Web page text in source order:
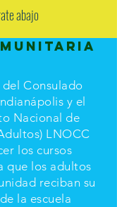
abajo
Consulado
y el
Nacional de
LNOCC
los cursos
que los adultos
reciban su
la escuela